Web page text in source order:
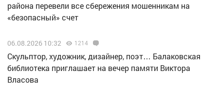
района перевели все сбережения мошенникам на
«безопасный» счет
06.08.2026 10:32 1214
Скульптор, художник, дизайнер, поэт… Балаковская
библиотека приглашает на вечер памяти Виктора
Власова